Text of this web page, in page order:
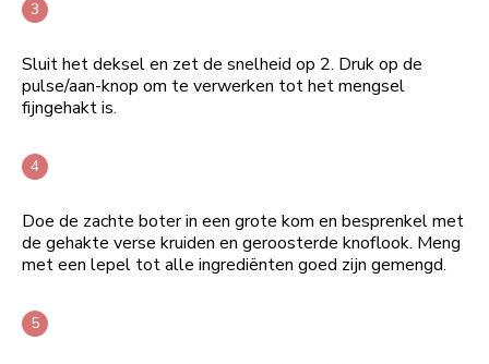
Sluit het deksel en zet de snelheid op 2. Druk op de
pulse/aan-knop om te verwerken tot het mengsel
fijngehakt is.
Doe de zachte boter in een grote kom en besprenkel met
de gehakte verse kruiden en geroosterde knoflook. Meng
met een lepel tot alle ingrediënten goed zijn gemengd.